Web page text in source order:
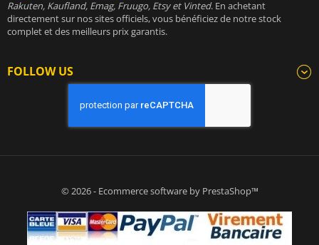
Rakuten, Kaufland, Emag, Fruugo, Etsy et Vinted. En achetant
directement sur nos sites officiels, vous bénéficiez de notre stock
complet et des meilleurs prix garantis.
FOLLOW US
© 2026 - Ecommerce software by PrestaShop™